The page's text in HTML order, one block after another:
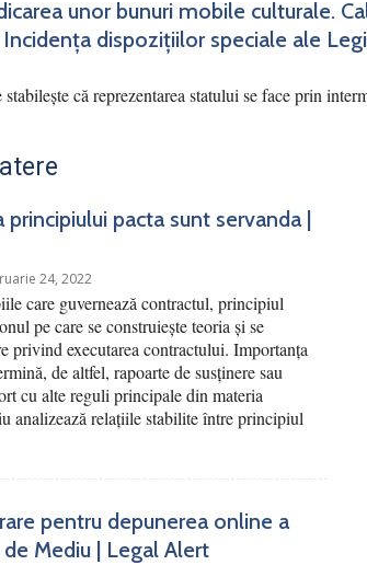
unor bunuri mobile culturale.
dispozițiilor speciale ale
că reprezentarea statului se face prin
pacta sunt servanda |
24, 2022
care guvernează contractul, principiul
pe care se construiește teoria și se
privind executarea contractului. Importanța
de altfel, rapoarte de susținere sau
cu alte reguli principale din materia
analizează relațiile stabilite între principiul
pentru depunerea online a
Mediu | Legal Alert